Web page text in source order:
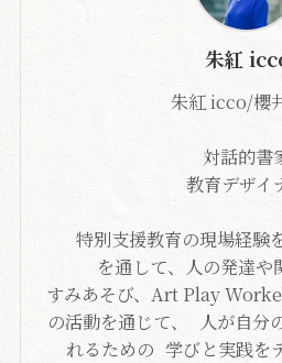
朱紅
朱紅 icco/櫻
対話的書
教育デザイ
特別支援教育の現場経験
を通して、人の発達や
すみあそび、Art Play
の活動を通じて、 人が自分
れるための 学びと実践を